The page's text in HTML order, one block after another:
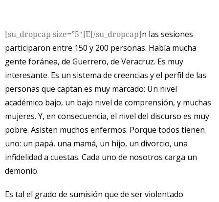
[su_dropcap size=”5″]E[/su_dropcap]n las sesiones
participaron entre 150 y 200 personas. Había mucha
gente foránea, de Guerrero, de Veracruz. Es muy
interesante. Es un sistema de creencias y el perfil de las
personas que captan es muy marcado: Un nivel
académico bajo, un bajo nivel de comprensión, y muchas
mujeres. Y, en consecuencia, el nivel del discurso es muy
pobre. Asisten muchos enfermos. Porque todos tienen
uno: un papá, una mamá, un hijo, un divorcio, una
infidelidad a cuestas. Cada uno de nosotros carga un
demonio.
Es tal el grado de sumisión que de ser violentado